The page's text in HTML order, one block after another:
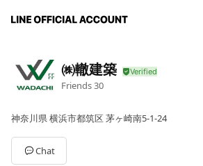
㈱轍建築
Friends30
神奈川県 横浜市都筑区 茅ヶ崎南5-1-24
Chat